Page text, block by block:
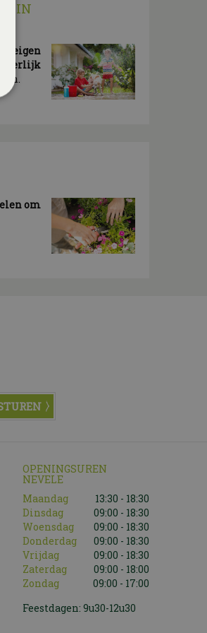
eigen
om
OPENINGSUREN
NEVELE
Maandag
13:30 - 18:30
Dinsdag
09:00 - 18:30
Woensdag
09:00 - 18:30
Donderdag
09:00 - 18:30
Vrijdag
09:00 - 18:30
Zaterdag
09:00 - 18:00
Zondag
09:00 - 17:00
Feestdagen: 9u30-12u30